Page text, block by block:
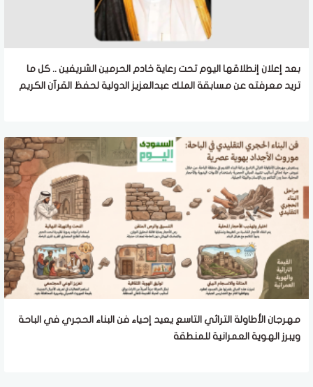
بعد إعلان إنطلاقها اليوم تحت رعاية خادم الحرمين الشريفين .. كل ما
تريد معرفته عن مسابقة الملك عبدالعزيز الدولية لحفظ القرآن الكريم
مهرجان الأطاولة التراثي التاسع يعيد إحياء فن البناء الحجري في الباحة
ويبرز الهوية العمرانية للمنطقة